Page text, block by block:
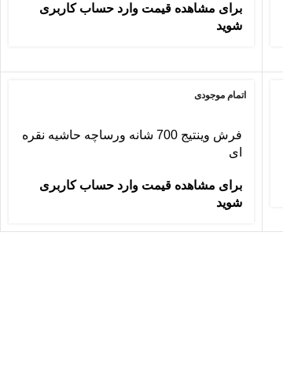
برای مشاهده قیمت وارد حساب کاربری
شوید
اتمام موجودی
فرش وینتیج 700 شانه ورساچه حاشیه نقره
ای
برای مشاهده قیمت وارد حساب کاربری
شوید